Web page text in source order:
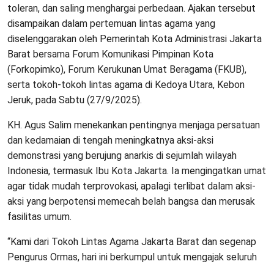
toleran, dan saling menghargai perbedaan. Ajakan tersebut
disampaikan dalam pertemuan lintas agama yang
diselenggarakan oleh Pemerintah Kota Administrasi Jakarta
Barat bersama Forum Komunikasi Pimpinan Kota
(Forkopimko), Forum Kerukunan Umat Beragama (FKUB),
serta tokoh-tokoh lintas agama di Kedoya Utara, Kebon
Jeruk, pada Sabtu (27/9/2025).
KH. Agus Salim menekankan pentingnya menjaga persatuan
dan kedamaian di tengah meningkatnya aksi-aksi
demonstrasi yang berujung anarkis di sejumlah wilayah
Indonesia, termasuk Ibu Kota Jakarta. Ia mengingatkan umat
agar tidak mudah terprovokasi, apalagi terlibat dalam aksi-
aksi yang berpotensi memecah belah bangsa dan merusak
fasilitas umum.
“Kami dari Tokoh Lintas Agama Jakarta Barat dan segenap
Pengurus Ormas, hari ini berkumpul untuk mengajak seluruh